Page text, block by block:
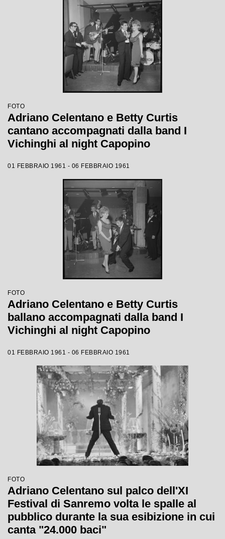
FOTO
Adriano Celentano e Betty Curtis
cantano accompagnati dalla band I
Vichinghi al night Capopino
01 FEBBRAIO 1961 - 06 FEBBRAIO 1961
FOTO
Adriano Celentano e Betty Curtis
ballano accompagnati dalla band I
Vichinghi al night Capopino
01 FEBBRAIO 1961 - 06 FEBBRAIO 1961
FOTO
Adriano Celentano sul palco dell'XI
Festival di Sanremo volta le spalle al
pubblico durante la sua esibizione in cui
canta "24.000 baci"